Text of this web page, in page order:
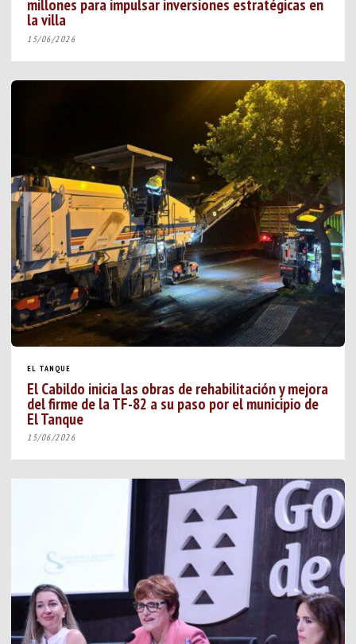
millones para impulsar inversiones estratégicas en
la villa
15/06/2026
EL TANQUE
El Cabildo inicia las obras de rehabilitación y mejora
del firme de la TF-82 a su paso por el municipio de
El Tanque
15/06/2026